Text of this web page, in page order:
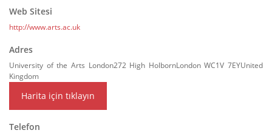
Web Sitesi
http://www.arts.ac.uk
Adres
University of the Arts London272 High HolbornLondon WC1V 7EYUnited
Kingdom
Harita için tıklayın
Telefon